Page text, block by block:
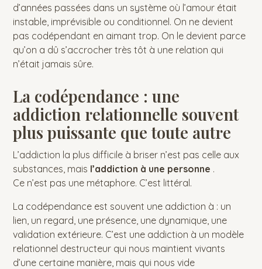
d’années passées dans un système où l’amour était
instable, imprévisible ou conditionnel. On ne devient
pas codépendant en aimant trop. On le devient parce
qu’on a dû s’accrocher très tôt à une relation qui
n’était jamais sûre.
La codépendance : une
addiction relationnelle souvent
plus puissante que toute autre
L’addiction la plus difficile à briser n’est pas celle aux
substances, mais l’addiction à une personne .
Ce n’est pas une métaphore. C’est littéral.
La codépendance est souvent une addiction à : un
lien, un regard, une présence, une dynamique, une
validation extérieure. C’est une addiction à un modèle
relationnel destructeur qui nous maintient vivants
d’une certaine manière, mais qui nous vide